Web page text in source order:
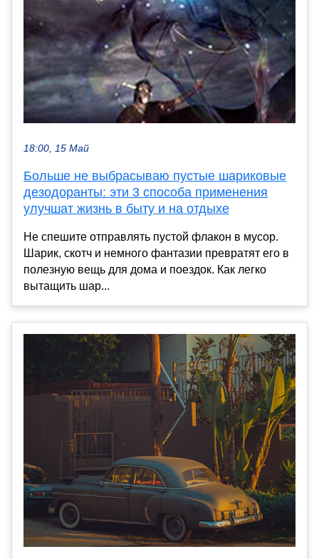
18:00, 15 Май
Больше не выбрасываю пустые шариковые
дезодоранты: эти 3 способа применения
улучшат жизнь в быту и на отдыхе
Не спешите отправлять пустой флакон в мусор.
Шарик, скотч и немного фантазии превратят его в
полезную вещь для дома и поездок. Как легко
вытащить шар...